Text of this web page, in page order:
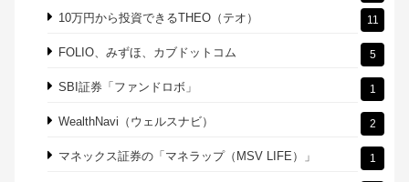
10万円から投資できるTHEO（テオ） 11
FOLIO、みずほ、カブドットコム 5
SBI証券「ファンドロボ」 1
WealthNavi（ウェルスナビ） 2
マネックス証券の「マネラップ（MSV LIFE）」 1